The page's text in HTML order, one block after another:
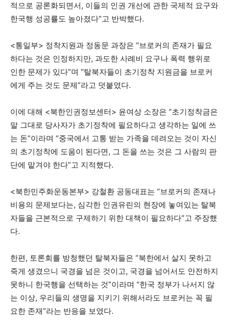
적으로 공론화되면서, 이들의 인권 개선에 관한 국제적 요구와
한국행 성공률도 높아졌다”고 반박했다.
<통일부> 정착지원과 정동문 과장은 “브로커의 존재가 필요
하다는 것은 인정하지만, 과도한 사례비 요구나 폭력 행위로
인한 문제가 있다”며 “탈북자들이 초기정착 지원금을 브로커
에게 주는 것도 문제”라고 덧붙였다.
이에 대해 <북한인권정보센터> 윤여상 소장은 “초기정착금은
말 그대로 당사자가 초기정착에 필요하다고 생각하는 일에 쓰
는 돈”이라며 “중국에서 고통 받는 가족을 데려오는 것이 자신
의 초기정착에 도움이 된다면, 그 돈을 쓰는 것은 그 사람의 판
단에 맡겨야 한다”고 지적했다.
<북한민주화운동본부> 강철환 공동대표는 “브로커의 존재나
비용의 문제보다는, 심각한 인권유린의 현장에 놓여있는 탈북
자들을 근본적으로 구제하기 위한 대책이 필요하다”고 주장했
다.
한편, 토론회를 방청했던 탈북자들은 “북한에서 살지 못하고
죽게 생겼으니 국경을 넘은 것이고, 국경을 넘어서도 안전하지
못하니 한국행을 선택하는 것”이라며 “한국 정부가 나서지 않
는 이상, 우리들의 생명을 지키기 위해서라도 브로커는 꼭 필
요한 존재”라는 반응을 보였다.